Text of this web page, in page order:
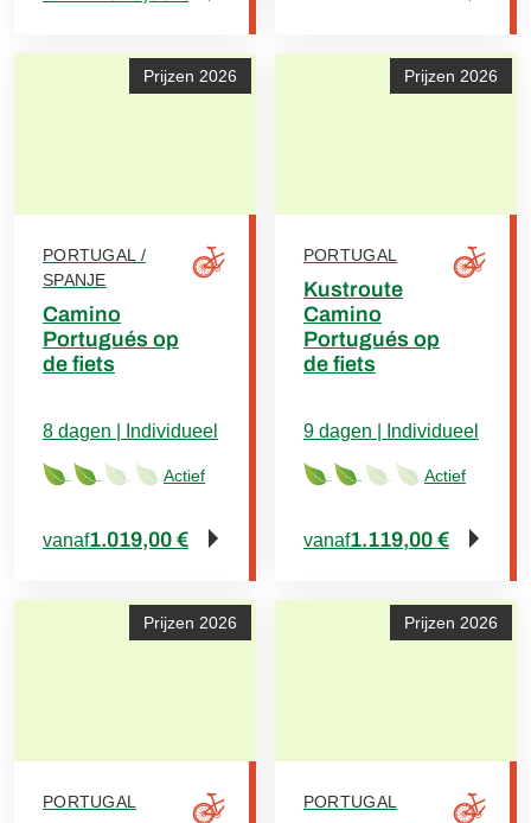
Prijzen 2026
PORTUGAL /
SPANJE
Camino
Portugués op
de fiets
Actief
8 dagen | Individueel
vanaf1.019,00 €
Prijzen 2026
PORTUGAL
Kustroute
Camino
Portugués op
de fiets
Actief
9 dagen | Individueel
vanaf1.119,00 €
Prijzen 2026
PORTUGAL
Prijzen 2026
PORTUGAL